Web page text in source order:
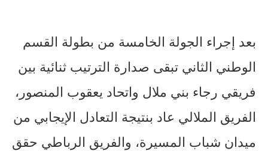
بعد إجراء الجولة الخامسة من بطولة القسم
الوطني الثاني تبقى صدارة الترتيب ثنائية بين
فريقي رجاء بني ملال واتحاد يعقوب المنصور،
الفريق الملالي عاد بنتيجة التعادل الإيجابي من
ميدان شباب المسيرة، والفريق الرباطي حقق